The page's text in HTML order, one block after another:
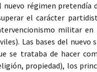
nuevo régimen pretendía
el carácter
militar
Las bases del nuevo
se trataba de hacer
propiedad), los